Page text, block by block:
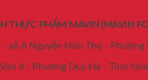
THỰC PHẨM MAVIN (MAVIN
- số 6 Nguyễn Hữu Thọ -
II - Phường Duy Hà - Tỉnh